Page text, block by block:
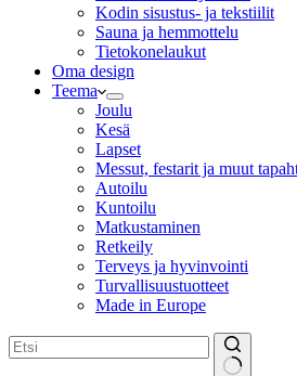
Kodin sisustus- ja tekstiilit
Sauna ja hemmottelu
Tietokonelaukut
Oma design
Teema
Joulu
Kesä
Lapset
Messut, festarit ja muut
Autoilu
Kuntoilu
Matkustaminen
Retkeily
Terveys ja hyvinvointi
Turvallisuustuotteet
Made in Europe